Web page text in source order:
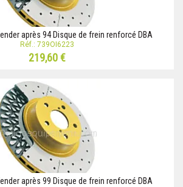
après 94 Disque de frein renforcé DBA
Réf.: 739OI6223
219,60 €
après 99 Disque de frein renforcé DBA